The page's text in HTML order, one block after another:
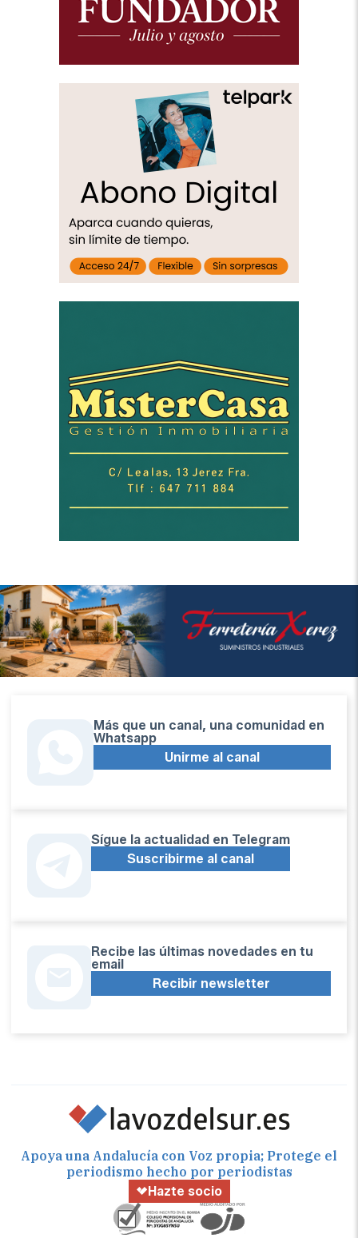
Más que un canal, una comunidad en
Whatsapp
Unirme al canal
Sígue la actualidad en Telegram
Suscribirme al canal
Recibe las últimas novedades en tu
email
Recibir newsletter
Apoya una Andalucía con Voz propia; Protege el
periodismo hecho por periodistas
Hazte socio